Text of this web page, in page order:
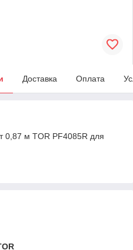
Доставка Оплата
0,87 м TOR PF4085R для